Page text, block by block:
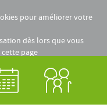
pour améliorer votre
dès lors que vous
page